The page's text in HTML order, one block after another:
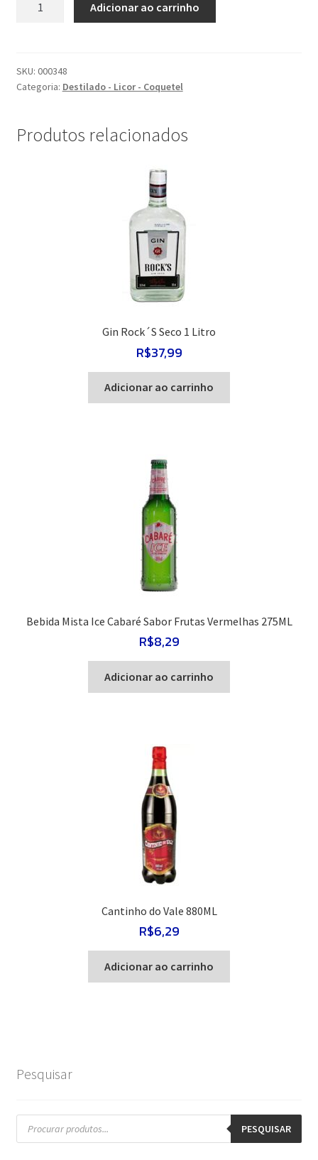
Mista
Ice
quantidade
Adicionar ao carrinho
SKU: 000348
Categoria: Destilado - Licor - Coquetel
Produtos relacionados
Gin Rock´S Seco 1 Litro
R$37,99
Adicionar ao carrinho
Bebida Mista Ice Cabaré Sabor Frutas Vermelhas 275ML
R$8,29
Adicionar ao carrinho
Cantinho do Vale 880ML
R$6,29
Adicionar ao carrinho
Pesquisar
Pesquisar
produtos PESQUISAR